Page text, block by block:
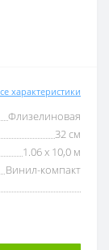
характеристики
Флизелиновая
32 см
1.06 x 10,0 м
Винил-компакт